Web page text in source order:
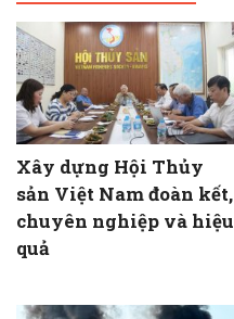
Xây dựng Hội Thủy
sản Việt Nam đoàn kết,
chuyên nghiệp và hiệu
quả